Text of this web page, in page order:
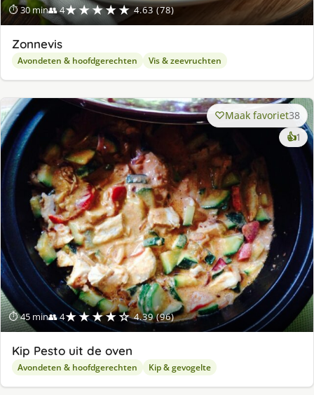
⏱ 30 min👥 4★★★★★ 4.63 (78)
Zonnevis
Avondeten & hoofdgerechten Vis & zeevruchten
⏱ 45 min👥 4★★★★☆ 4.39 (96)
Maak favoriet38
👍1
Kip Pesto uit de oven
Avondeten & hoofdgerechten Kip & gevogelte